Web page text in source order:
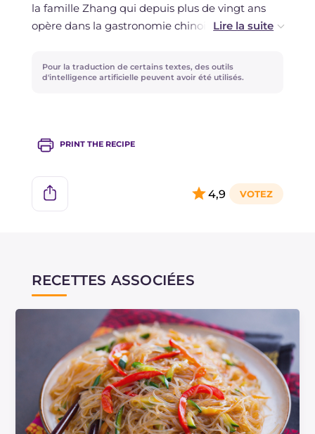
la famille Zhang qui depuis plus de vingt ans
opère dans la gastronomie chinoise : des plats
comme à la maison. Cela les rend uniques : une
production artisanale qui allie la générosité d'un
des détails. De la méthode de fermeture des
cuisson des ingrédients traditionnels, tout est
réalisé selon l'ancienne art culinaire orientale.
Pour la traduction de certains textes, des outils
d'intelligence artificielle peuvent avoir été utilisés.
PRINT THE RECIPE
4,9
RECETTES ASSOCIÉES